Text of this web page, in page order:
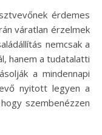
érdemes
váratlan érzelmek
nemcsak a
hanem a tudatalatti
a mindennapi
nyitott legyen a
szembenézzen